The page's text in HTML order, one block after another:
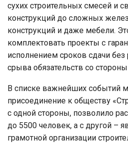
сухих строительных смесей и
конструкций до сложных
конструкций и даже мебели.
комплектовать проекты с
исполнением сроков сдачи
срыва обязательств со
В списке важнейших событий
присоединение к обществу
с одной стороны, позволило
до 5500 человек, а с другой –
грамотной организации